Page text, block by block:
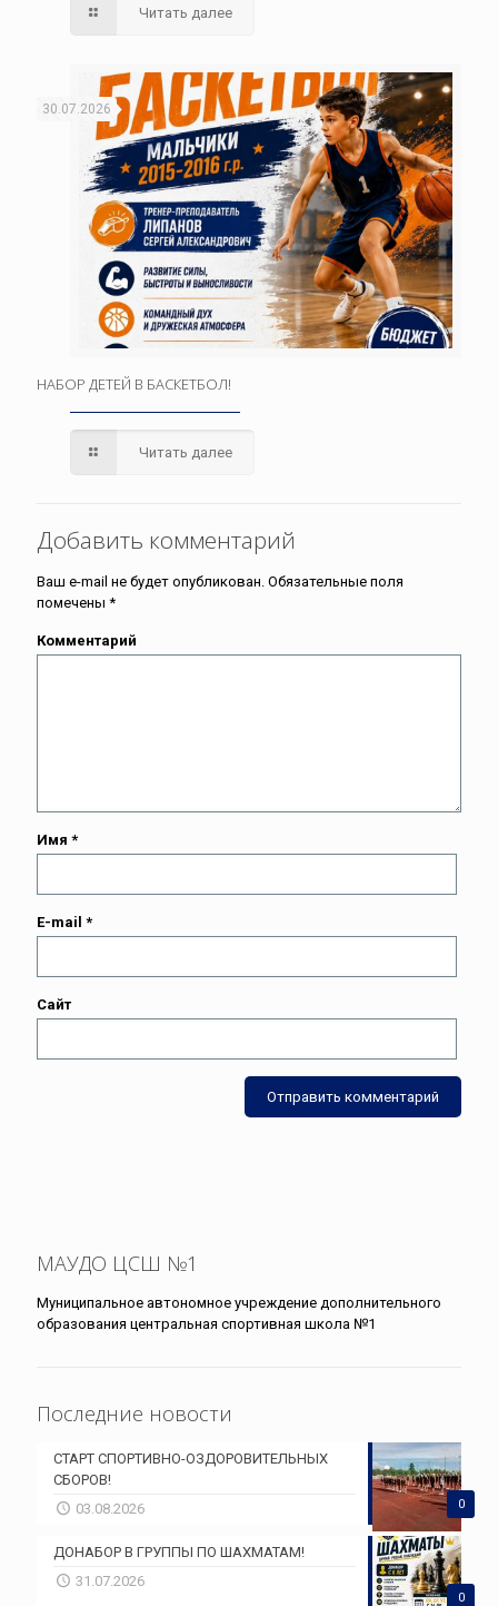
Читать далее
30.07.2026
НАБОР ДЕТЕЙ В БАСКЕТБОЛ!
Читать далее
Добавить комментарий
Ваш e-mail не будет опубликован. Обязательные поля
помечены *
Комментарий
Имя *
E-mail *
Сайт
МАУДО ЦСШ №1
Муниципальное автономное учреждение дополнительного
образования центральная спортивная школа №1
Последние новости
0
СТАРТ СПОРТИВНО-ОЗДОРОВИТЕЛЬНЫХ
СБОРОВ!
03.08.2026
0
ДОНАБОР В ГРУППЫ ПО ШАХМАТАМ!
31.07.2026